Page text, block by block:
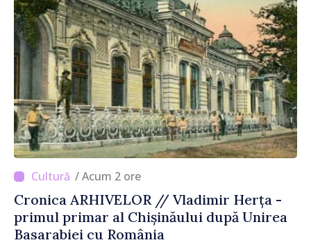
/ Acum 2 ore
Cronica ARHIVELOR // Vladimir Herța -
primul primar al Chișinăului după Unirea
Basarabiei cu România